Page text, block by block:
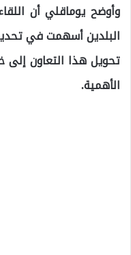
وأوضح يوماقلي أن
البلدين أسهمت في
تحويل هذا التعاون
الأهمية.